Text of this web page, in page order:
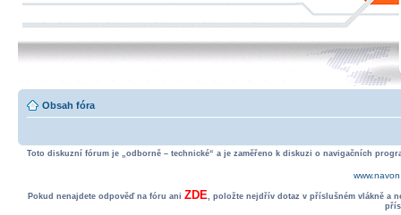
Obsah fóra
Toto diskuzní fórum je „odborně – technické“ a je zaměřeno k diskuzi o navigačních
Pokud nenajdete odpověď na fóru ani ZDE, položte nejdřív dotaz v příslušném vlákně a